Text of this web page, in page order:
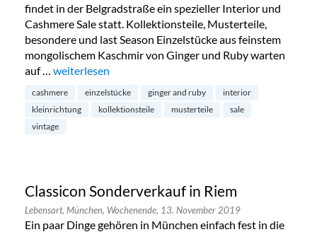
findet in der Belgradstraße ein spezieller Interior und
Cashmere Sale statt. Kollektionsteile, Musterteile,
besondere und last Season Einzelstücke aus feinstem
mongolischem Kaschmir von Ginger und Ruby warten
auf … „Special Sale in Schwabing“
weiterlesen
cashmere einzelstücke ginger and ruby
interior
kleinrichtung
kollektionsteile musterteile
sale
vintage
Classicon Sonderverkauf in Riem
Lebensart, München, Wochenende, 13. November 2019
Ein paar Dinge gehören in München einfach fest in die